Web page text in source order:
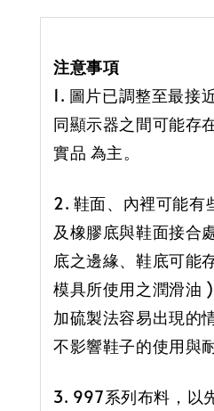
注意事項
1. 圖片已調整至最接
同顯示器之間可能存
實品 為主。
2. 鞋面、內裡可能有
及橡膠底與鞋面接合
底之邊緣、鞋底可能
模具所使用之潤滑油
加硫製法容易出現的
不影響鞋子的使用與
3. 997系列布料，以